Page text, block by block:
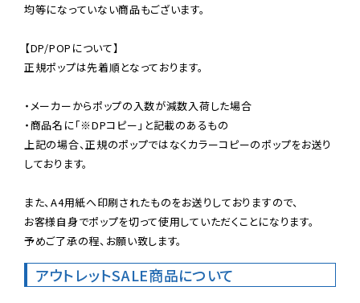
均等になっていない商品もございます。
【DP/POPについて】
正規ポップは先着順となっております。
・メーカーからポップの入数が減数入荷した場合
・商品名に「※DPコピー」と記載のあるもの
上記の場合、正規のポップではなくカラーコピーのポップをお送り
しております。
また、A4用紙へ印刷されたものをお送りしておりますので、
お客様自身でポップを切って使用していただくことになります。
予めご了承の程、お願い致します。
アウトレットSALE商品について